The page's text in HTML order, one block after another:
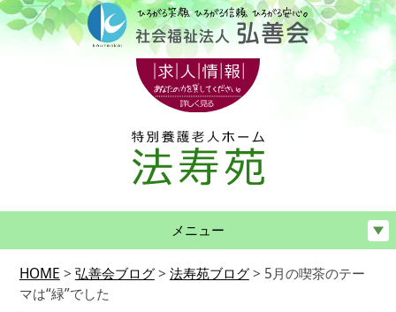
メニュー
HOME > 弘善会ブログ> 法寿苑ブログ> 5月の喫茶のテー
マは“緑”でした